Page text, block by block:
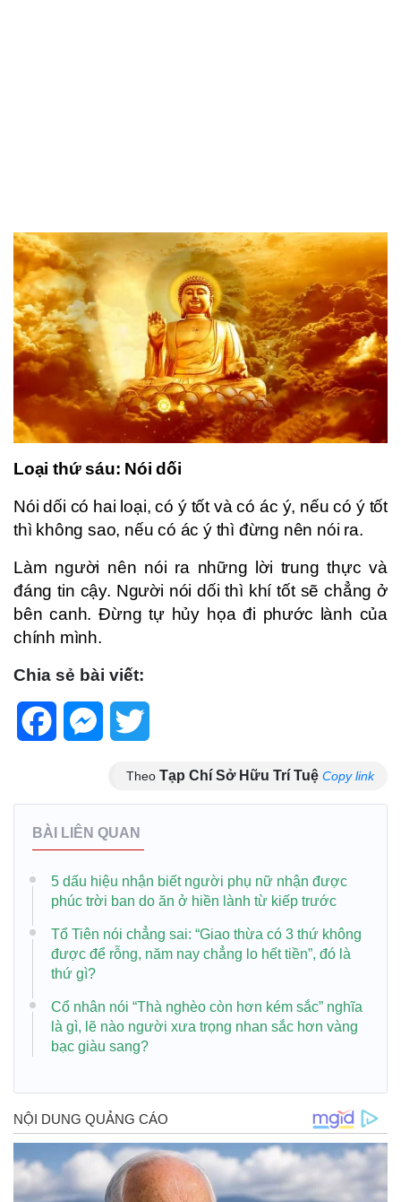
Loại thứ sáu: Nói dối
Nói dối có hai loại, có ý tốt và có ác ý, nếu có ý tốt
thì không sao, nếu có ác ý thì đừng nên nói ra.
Làm người nên nói ra những lời trung thực và
đáng tin cậy. Người nói dối thì khí tốt sẽ chẳng ở
bên canh. Đừng tự hủy họa đi phước lành của
chính mình.
Chia sẻ bài viết:
FacebookMessenger
Theo Tạp Chí Sở Hữu Trí Tuệ Copy link
BÀI LIÊN QUAN
5 dấu hiệu nhận biết người phụ nữ nhận được
phúc trời ban do ăn ở hiền lành từ kiếp trước
Tổ Tiên nói chẳng sai: “Giao thừa có 3 thứ không
được để rỗng, năm nay chẳng lo hết tiền”, đó là
thứ gì?
Cổ nhân nói “Thà nghèo còn hơn kém sắc” nghĩa
là gì, lẽ nào người xưa trọng nhan sắc hơn vàng
bạc giàu sang?